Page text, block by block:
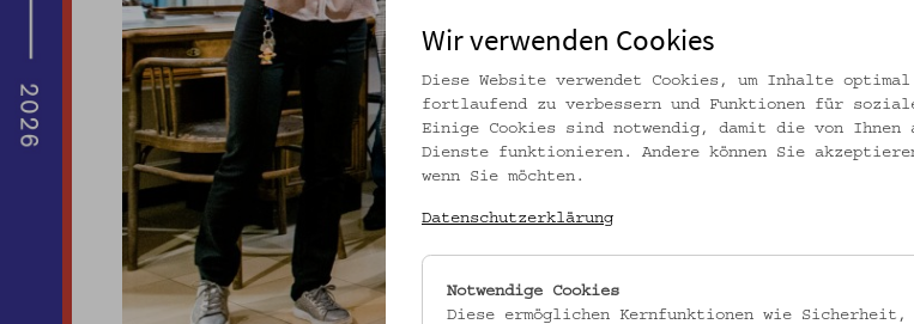
Wir verwenden Cookies
Diese Website verwendet Cookies, um Inhalte
fortlaufend zu verbessern und Funktionen für
Einige Cookies sind notwendig, damit die von Ihnen
Dienste funktionieren. Andere können Sie
wenn Sie möchten.
Datenschutzerklärung
Notwendige Cookies
Diese ermöglichen Kernfunktionen wie Sicherheit,